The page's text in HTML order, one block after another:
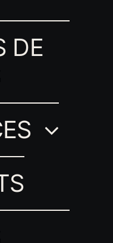
DE